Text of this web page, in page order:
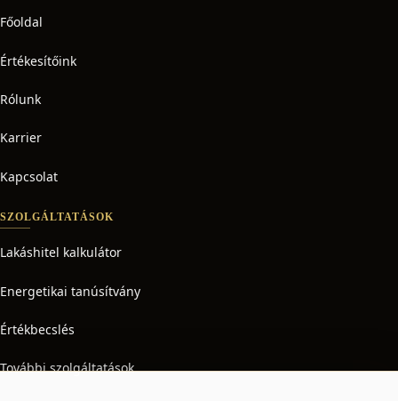
Főoldal
Értékesítőink
Rólunk
Karrier
Kapcsolat
SZOLGÁLTATÁSOK
Lakáshitel kalkulátor
Energetikai tanúsítvány
Értékbecslés
További szolgáltatások